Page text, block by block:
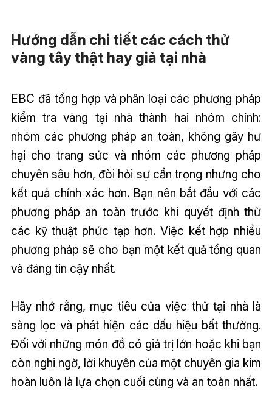
Hướng dẫn chi tiết các cách thử
vàng tây thật hay giả tại nhà
EBC đã tổng hợp và phân loại các phương pháp
kiểm tra vàng tại nhà thành hai nhóm chính:
nhóm các phương pháp an toàn, không gây hư
hại cho trang sức và nhóm các phương pháp
chuyên sâu hơn, đòi hỏi sự cẩn trọng nhưng cho
kết quả chính xác hơn. Bạn nên bắt đầu với các
phương pháp an toàn trước khi quyết định thử
các kỹ thuật phức tạp hơn. Việc kết hợp nhiều
phương pháp sẽ cho bạn một kết quả tổng quan
và đáng tin cậy nhất.
Hãy nhớ rằng, mục tiêu của việc thử tại nhà là
sàng lọc và phát hiện các dấu hiệu bất thường.
Đối với những món đồ có giá trị lớn hoặc khi bạn
còn nghi ngờ, lời khuyên của một chuyên gia kim
hoàn luôn là lựa chọn cuối cùng và an toàn nhất.